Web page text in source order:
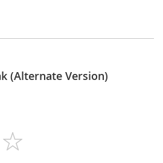
(Alternate Version)
4
stars